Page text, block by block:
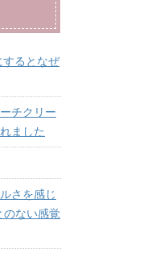
するとなぜ
チクリー
ました
さを感じ
のない感覚